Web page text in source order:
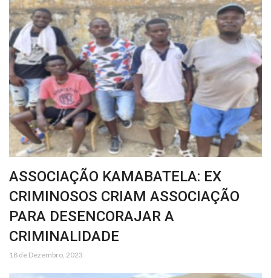
ASSOCIAÇÃO KAMABATELA: EX
CRIMINOSOS CRIAM ASSOCIAÇÃO
PARA DESENCORAJAR A
CRIMINALIDADE
18 de Dezembro, 2023